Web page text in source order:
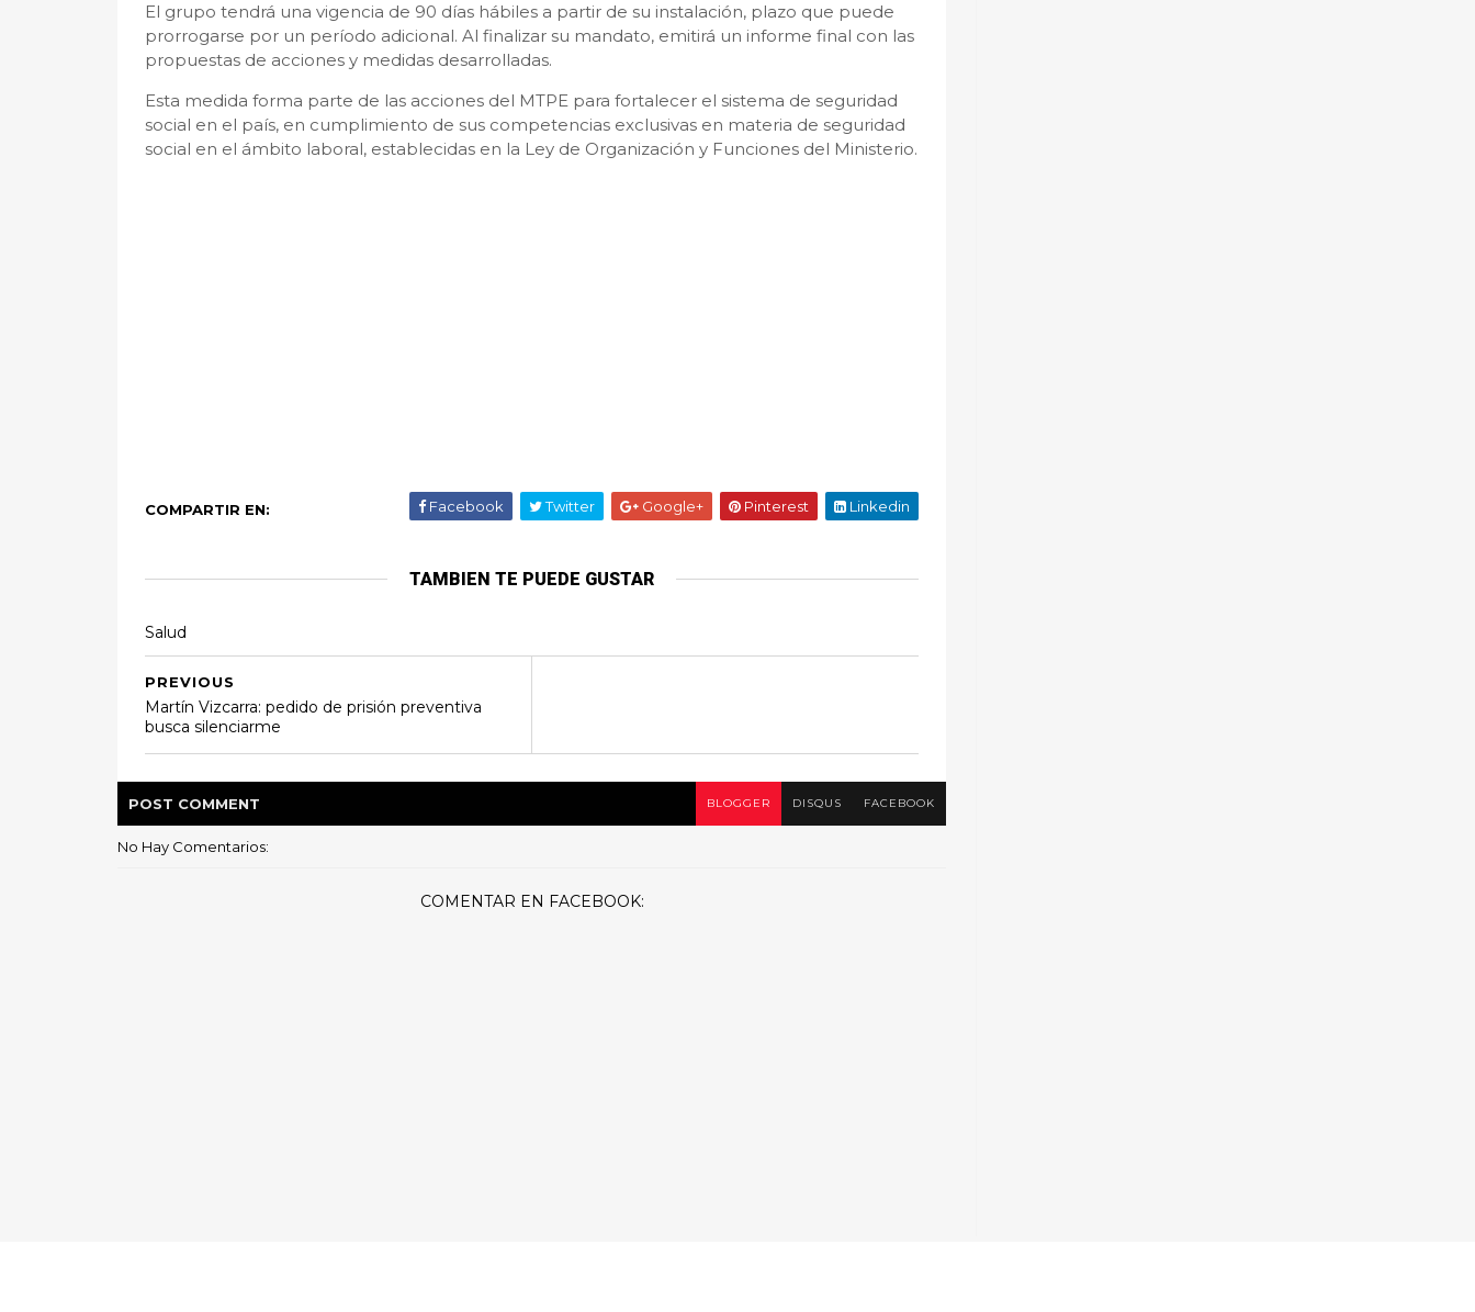
El grupo tendrá una vigencia de 90 días hábiles a partir de su instalación, plazo que puede
prorrogarse por un período adicional. Al finalizar su mandato, emitirá un informe final con las
propuestas de acciones y medidas desarrolladas.
Esta medida forma parte de las acciones del MTPE para fortalecer el sistema de seguridad
social en el país, en cumplimiento de sus competencias exclusivas en materia de seguridad
social en el ámbito laboral, establecidas en la Ley de Organización y Funciones del Ministerio.
COMPARTIR EN: Facebook Twitter Google+ Pinterest Linkedin
TAMBIEN TE PUEDE GUSTAR
Salud
PREVIOUS
Martín Vizcarra: pedido de prisión preventiva
busca silenciarme
POST COMMENT BLOGGER DISQUS FACEBOOK
No Hay Comentarios:
COMENTAR EN FACEBOOK: